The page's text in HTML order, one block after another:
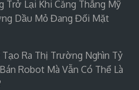
Trở Lại Khi Căng Thẳng Mỹ
Dầu Mỏ Đang Đối Mặt
Ra Thị Trường Nghìn Tỷ
Robot Mà Vẫn Có Thể Là